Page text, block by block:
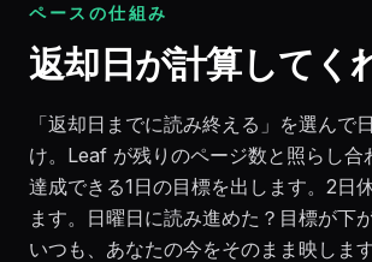
ペースの仕組み
返却日が計算してく
「返却日までに読み終える」を選んで
け。Leaf が残りのページ数と照らし合
達成できる1日の目標を出します。2日
ます。日曜日に読み進めた？目標が下
いつも、あなたの今をそのまま映します